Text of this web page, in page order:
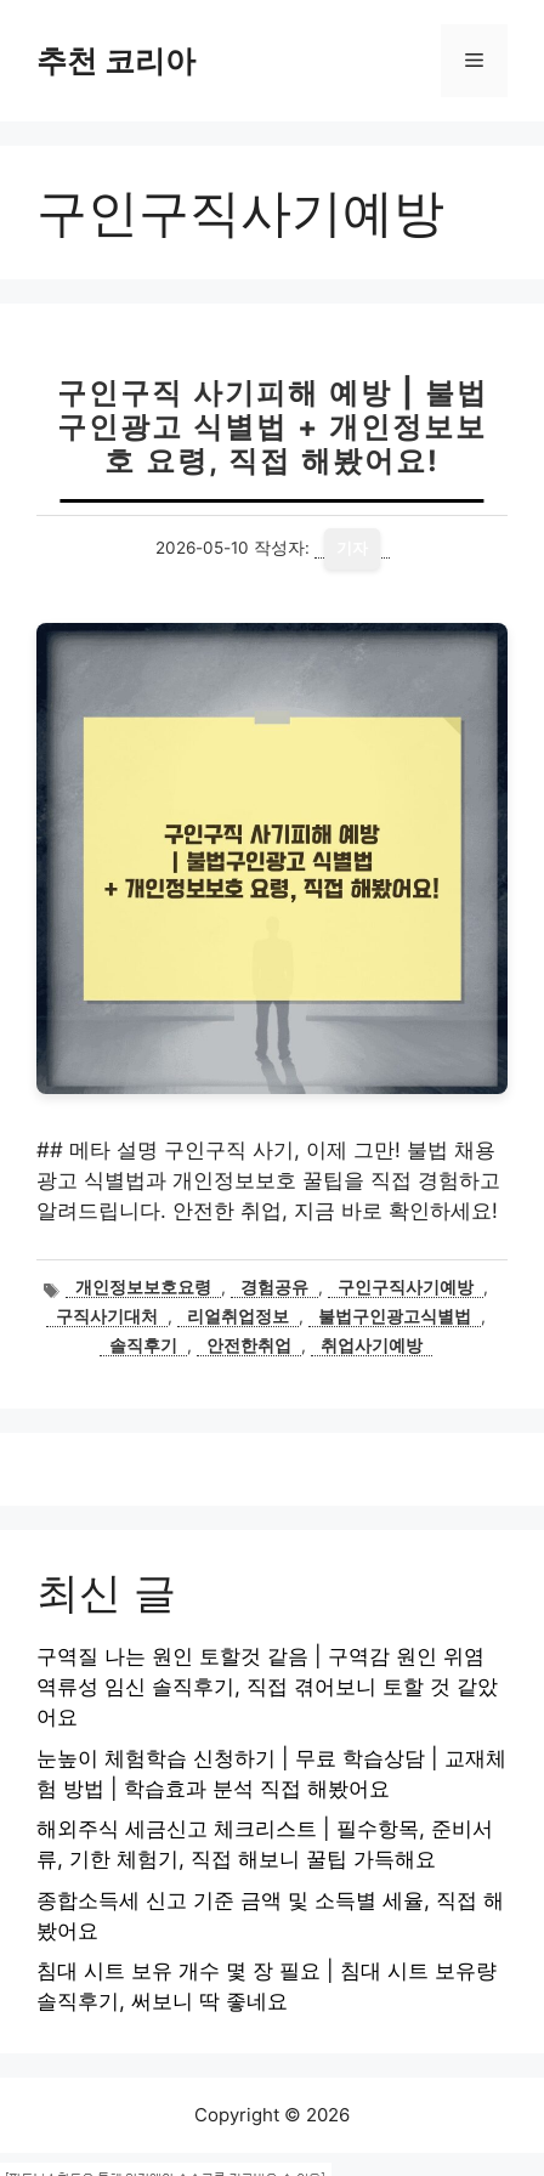
추천 코리아 메
구인구직사기예방
구인구직 사기피해 예방 | 불법
구인광고 식별법 + 개인정보보
호 요령, 직접 해봤어요!
2026-05-10 작성자:
## 메타 설명 구인구직 사기, 이제 그만! 불법 채용
광고 식별법과 개인정보보호 꿀팁을 직접 경험하고
알려드립니다. 안전한 취업, 지금 바로 확인하세요!
태
그
개인정보보호요령 , 경험공유 , 구인구직사기예방 ,
구직사기대처
, 리얼취업정보 , 불법구인광고식별법
,
솔직후기
, 안전한취업 , 취업사기예방
최신 글
구역질 나는 원인 토할것 같음 | 구역감 원인 위염
역류성 임신 솔직후기, 직접 겪어보니 토할 것 같았
어요
눈높이 체험학습 신청하기 | 무료 학습상담 | 교재체
험 방법 | 학습효과 분석 직접 해봤어요
해외주식 세금신고 체크리스트 | 필수항목, 준비서
류, 기한 체험기, 직접 해보니 꿀팁 가득해요
종합소득세 신고 기준 금액 및 소득별 세율, 직접 해
봤어요
침대 시트 보유 개수 몇 장 필요 | 침대 시트 보유량
솔직후기, 써보니 딱 좋네요
Copyright © 2026